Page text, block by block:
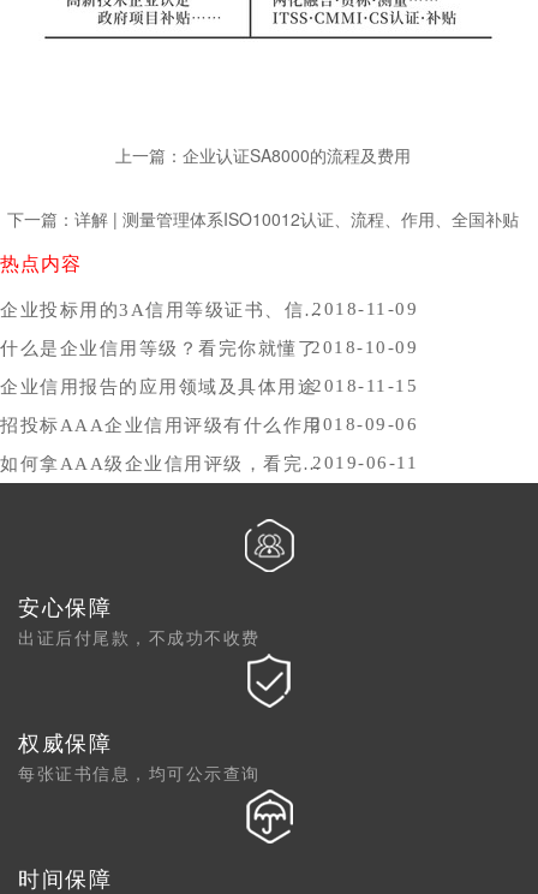
上一篇：企业认证SA8000的流程及费用
下一篇：详解 | 测量管理体系ISO10012认证、流程、作用、全国补贴
热点内容
企业投标用的3A信用等级证书、信用报告办理时间，哪里办比较好？2018-11-09
什么是企业信用等级？看完你就懂了2018-10-09
企业信用报告的应用领域及具体用途2018-11-15
招投标AAA企业信用评级有什么作用2018-09-06
如何拿AAA级企业信用评级，看完你就懂了2019-06-11
安心保障
出证后付尾款，不成功不收费
权威保障
每张证书信息，均可公示查询
时间保障